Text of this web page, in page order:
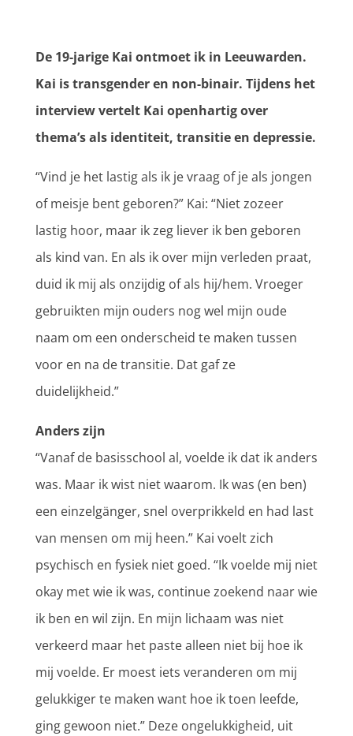
De 19-jarige Kai ontmoet ik in Leeuwarden.
Kai is transgender en non-binair. Tijdens het
interview vertelt Kai openhartig over
thema’s als identiteit, transitie en depressie.
“Vind je het lastig als ik je vraag of je als jongen
of meisje bent geboren?” Kai: “Niet zozeer
lastig hoor, maar ik zeg liever ik ben geboren
als kind van. En als ik over mijn verleden praat,
duid ik mij als onzijdig of als hij/hem. Vroeger
gebruikten mijn ouders nog wel mijn oude
naam om een onderscheid te maken tussen
voor en na de transitie. Dat gaf ze
duidelijkheid.”
Anders zijn
“Vanaf de basisschool al, voelde ik dat ik anders
was. Maar ik wist niet waarom. Ik was (en ben)
een einzelgänger, snel overprikkeld en had last
van mensen om mij heen.” Kai voelt zich
psychisch en fysiek niet goed. “Ik voelde mij niet
okay met wie ik was, continue zoekend naar wie
ik ben en wil zijn. En mijn lichaam was niet
verkeerd maar het paste alleen niet bij hoe ik
mij voelde. Er moest iets veranderen om mij
gelukkiger te maken want hoe ik toen leefde,
ging gewoon niet.” Deze ongelukkigheid, uit